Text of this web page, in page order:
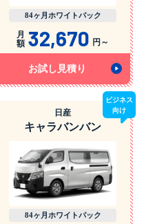
84ヶ月ホワイトパック
月
額 32,670 円～
お試し見積り
日産
キャラバンバン
ビジネス
向け
84ヶ月ホワイトパック